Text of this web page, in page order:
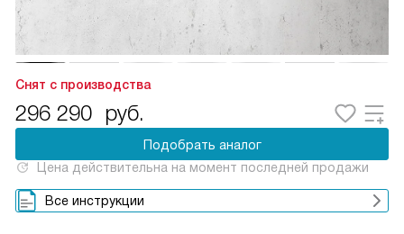
Снят с производства
296 290 руб.
Подобрать аналог
Цена действительна на момент последней продажи
Все инструкции